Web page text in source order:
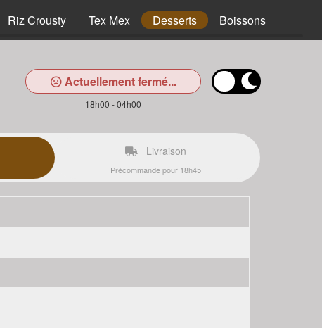
Riz Crousty Tex Mex Desserts Boissons
Actuellement fermé...
18h00 - 04h00
Livraison
Précommande pour 18h45